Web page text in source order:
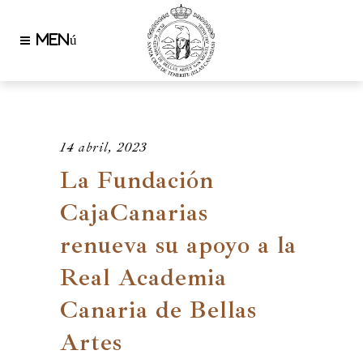
14 abril, 2023
La Fundación
CajaCanarias
renueva su apoyo a la
Real Academia
Canaria de Bellas
Artes